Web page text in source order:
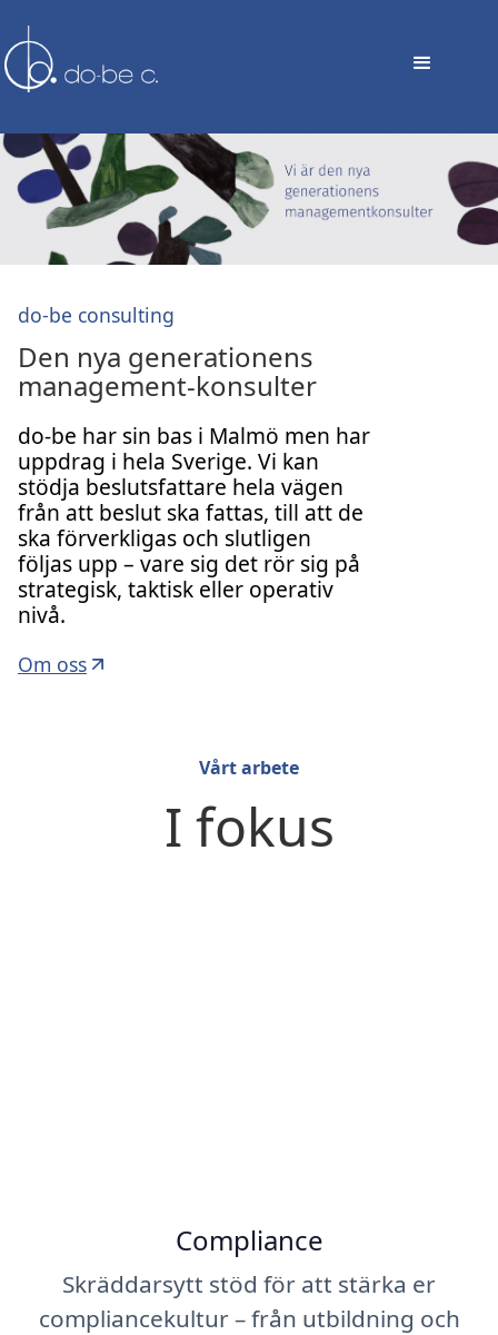
do-be consulting
Den nya generationens
management-konsulter
do-be har sin bas i Malmö men har
uppdrag i hela Sverige. Vi kan
stödja beslutsfattare hela vägen
från att beslut ska fattas, till att de
ska förverkligas och slutligen
följas upp – vare sig det rör sig på
strategisk, taktisk eller operativ
nivå.
Om oss
Vårt arbete
I fokus
Compliance
Skräddarsytt stöd för att stärka er
compliancekultur – från utbildning och